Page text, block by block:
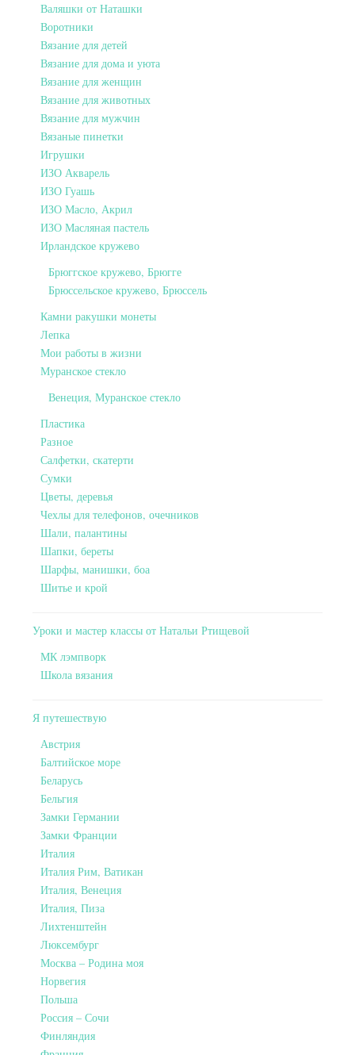
Валяшки от Наташки
Воротники
Вязание для детей
Вязание для дома и уюта
Вязание для женщин
Вязание для животных
Вязание для мужчин
Вязаные пинетки
Игрушки
ИЗО Акварель
ИЗО Гуашь
ИЗО Масло, Акрил
ИЗО Масляная пастель
Ирландское кружево
Брюггское кружево, Брюгге
Брюссельское кружево, Брюссель
Камни ракушки монеты
Лепка
Мои работы в жизни
Муранское стекло
Венеция, Муранское стекло
Пластика
Разное
Салфетки, скатерти
Сумки
Цветы, деревья
Чехлы для телефонов, очечников
Шали, палантины
Шапки, береты
Шарфы, манишки, боа
Шитье и крой
Уроки и мастер классы от Натальи Ртищевой
МК лэмпворк
Школа вязания
Я путешествую
Австрия
Балтийское море
Беларусь
Бельгия
Замки Германии
Замки Франции
Италия
Италия Рим, Ватикан
Италия, Венеция
Италия, Пиза
Лихтенштейн
Люксембург
Москва – Родина моя
Норвегия
Польша
Россия – Сочи
Финляндия